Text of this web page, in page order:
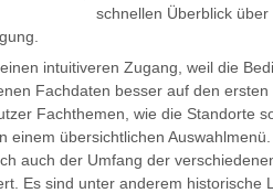
schnellen Überblick
intuitiveren Zugang, weil die
Fachdaten besser auf den
Fachthemen, wie die Standorte
einem übersichtlichen
auch der Umfang der
Es sind unter anderem historische